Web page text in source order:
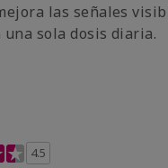
las señales
sola dosis diaria.
clientes de 4,1 de 5
4.5